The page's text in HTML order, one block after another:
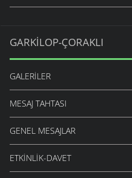
GARKILOP-ÇORAKLI
GALERILER
MESAJ TAHTASI
GENEL MESAJLAR
ETKINLIK-DAVET